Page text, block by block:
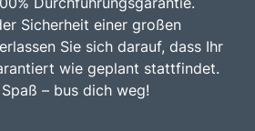
Sicherheit einer großen
Sie sich darauf, dass Ihr
wie geplant stattfindet.
– bus dich weg!